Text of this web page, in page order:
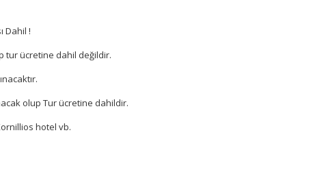
Dahil !
tur ücretine dahil değildir.
olup Tur ücretine dahildir.
hotel vb.